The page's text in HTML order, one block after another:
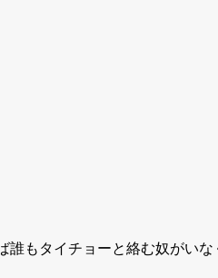
もタイチョーと絡む奴がいな